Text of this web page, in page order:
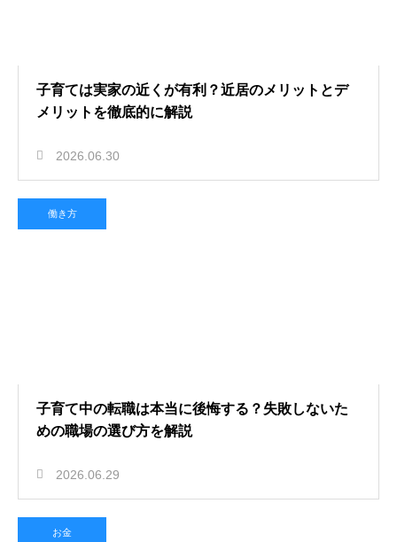
子育ては実家の近くが有利？近居のメリットとデ
メリットを徹底的に解説
2026.06.30
働き方
子育て中の転職は本当に後悔する？失敗しないた
めの職場の選び方を解説
2026.06.29
お金